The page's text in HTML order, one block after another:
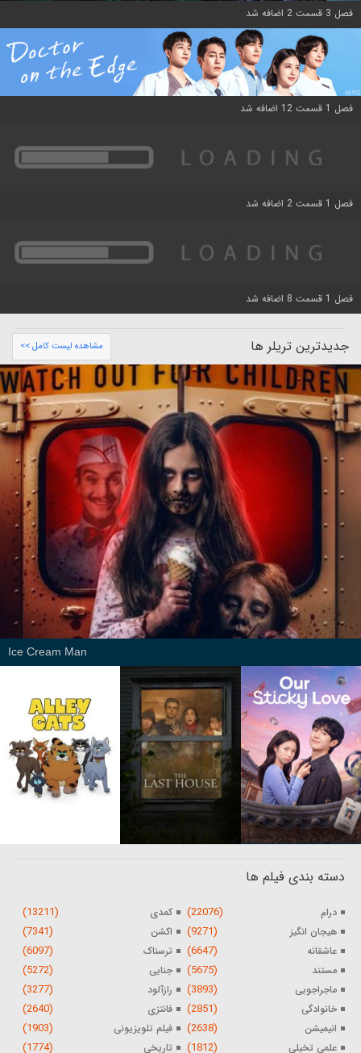
فصل 3 قسمت 2 اضافه شد
فصل 1 قسمت 12 اضافه شد
فصل 1 قسمت 2 اضافه شد
فصل 1 قسمت 8 اضافه شد
جدیدترین تریلر ها مشاهده لیست کامل >>
Ice Cream Man
دسته بندی فیلم ها
درام (22076) کمدی (13211)
هیجان انگیز (9271) اکشن (7341)
عاشقانه (6647) ترسناک (6097)
مستند (5675) جنایی (5272)
ماجراجویی (3893) رازآلود (3277)
خانوادگی (2851) فانتزی (2640)
انیمیشن (2638) فیلم تلویزیونی (1903)
علمی تخیلی (1812) تاریخی (1774)